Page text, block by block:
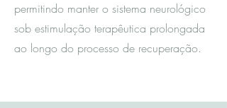
permitindo manter o sistema neurológico
sob estimulação terapêutica prolongada
ao longo do processo de recuperação.